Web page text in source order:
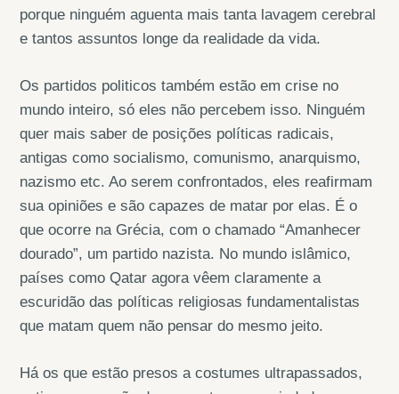
porque ninguém aguenta mais tanta lavagem cerebral
e tantos assuntos longe da realidade da vida.
Os partidos politicos também estão em crise no
mundo inteiro, só eles não percebem isso. Ninguém
quer mais saber de posições políticas radicais,
antigas como socialismo, comunismo, anarquismo,
nazismo etc. Ao serem confrontados, eles reafirmam
sua opiniões e são capazes de matar por elas. É o
que ocorre na Grécia, com o chamado “Amanhecer
dourado”, um partido nazista. No mundo islâmico,
países como Qatar agora vêem claramente a
escuridão das políticas religiosas fundamentalistas
que matam quem não pensar do mesmo jeito.
Há os que estão presos a costumes ultrapassados,